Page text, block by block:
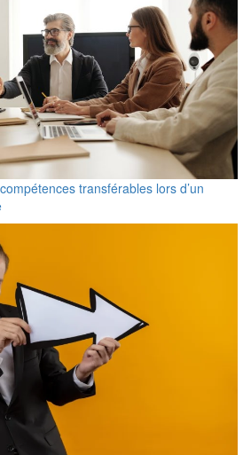
transférables lors d’un